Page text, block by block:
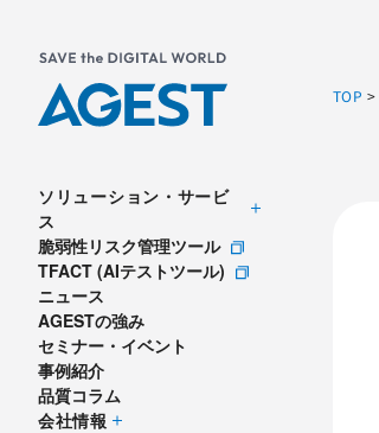
ソリューション・サービ
ス
脆弱性リスク管理ツール
TFACT (AIテストツール)
ニュース
AGESTの強み
セミナー・イベント
事例紹介
品質コラム
会社情報
TOP >